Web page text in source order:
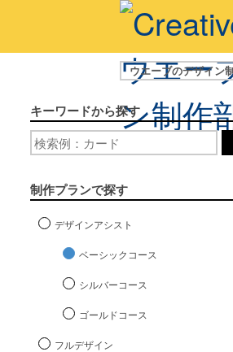
ウエーブのデザイン
キーワードから探す
制作プランで探す
デザインアシスト
ベーシックコース
シルバーコース
ゴールドコース
フルデザイン